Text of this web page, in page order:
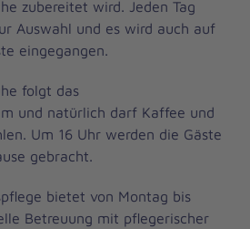
zubereitet wird. Jeden Tag
Auswahl und es wird auch auf
eingegangen.
folgt das
und natürlich darf Kaffee und
Um 16 Uhr werden die Gäste
gebracht.
bietet von Montag bis
Betreuung mit pflegerischer